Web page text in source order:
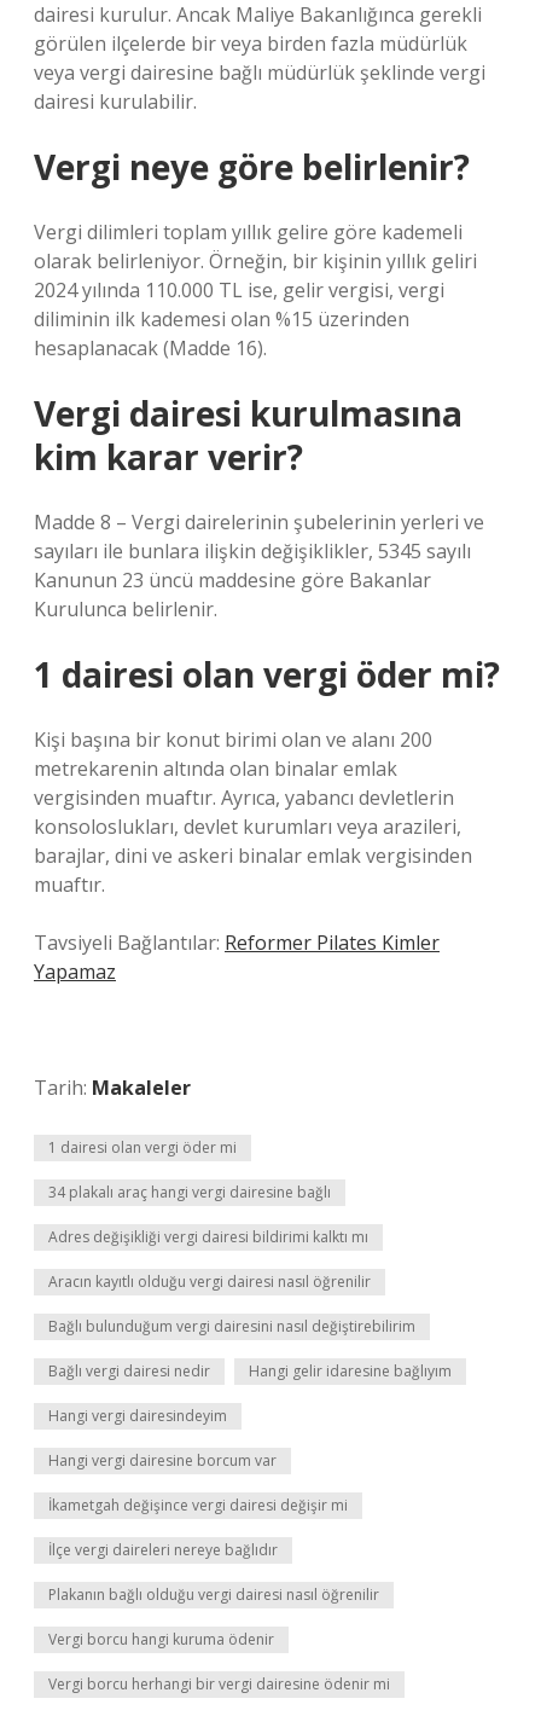
dairesi kurulur. Ancak Maliye Bakanlığınca gerekli
görülen ilçelerde bir veya birden fazla müdürlük
veya vergi dairesine bağlı müdürlük şeklinde vergi
dairesi kurulabilir.
Vergi neye göre belirlenir?
Vergi dilimleri toplam yıllık gelire göre kademeli
olarak belirleniyor. Örneğin, bir kişinin yıllık geliri
2024 yılında 110.000 TL ise, gelir vergisi, vergi
diliminin ilk kademesi olan %15 üzerinden
hesaplanacak (Madde 16).
Vergi dairesi kurulmasına
kim karar verir?
Madde 8 – Vergi dairelerinin şubelerinin yerleri ve
sayıları ile bunlara ilişkin değişiklikler, 5345 sayılı
Kanunun 23 üncü maddesine göre Bakanlar
Kurulunca belirlenir.
1 dairesi olan vergi öder mi?
Kişi başına bir konut birimi olan ve alanı 200
metrekarenin altında olan binalar emlak
vergisinden muaftır. Ayrıca, yabancı devletlerin
konsoloslukları, devlet kurumları veya arazileri,
barajlar, dini ve askeri binalar emlak vergisinden
muaftır.
Tavsiyeli Bağlantılar: Reformer Pilates Kimler
Yapamaz
Tarih: Makaleler
1 dairesi olan vergi öder mi
34 plakalı araç hangi vergi dairesine bağlı
Adres değişikliği vergi dairesi bildirimi kalktı mı
Aracın kayıtlı olduğu vergi dairesi nasıl öğrenilir
Bağlı bulunduğum vergi dairesini nasıl değiştirebilirim
Bağlı vergi dairesi nedir Hangi gelir idaresine bağlıyım
Hangi vergi dairesindeyim
Hangi vergi dairesine borcum var
İkametgah değişince vergi dairesi değişir mi
İlçe vergi daireleri nereye bağlıdır
Plakanın bağlı olduğu vergi dairesi nasıl öğrenilir
Vergi borcu hangi kuruma ödenir
Vergi borcu herhangi bir vergi dairesine ödenir mi